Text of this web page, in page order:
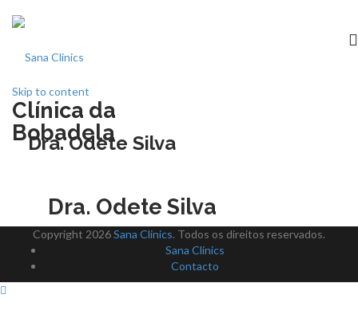
Clínica da
Bobadela
Skip to content
Início
Especialidades
Medicina dentária
Dra. Odete Silva
Dra. Odete Silva
Copyright 2026Sana Clinics. Todos os direitos reservados.
Sana Clinics
Contacto